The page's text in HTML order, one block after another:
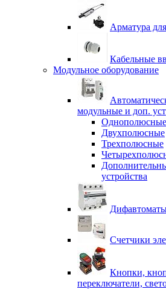
Арматура
Кабельные
Модульное оборудование
модульные и доп.
Однополюсные
Двухполюсные
Трехполюсные
устройства
Счетчики
Кнопки,
переключатели,